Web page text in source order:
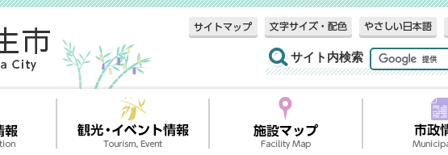
サイト内検索